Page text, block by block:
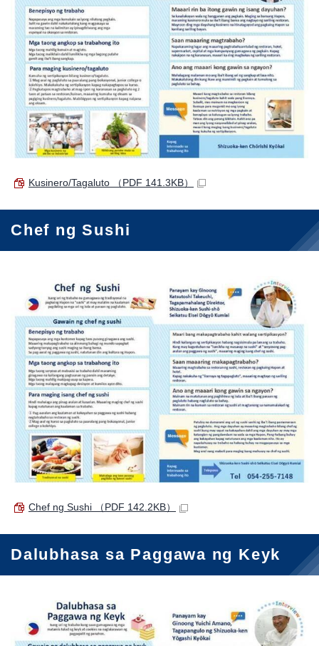
Kusinero/Tagaluto （PDF 141.3KB）
Chef ng Sushi
Chef ng Sushi （PDF 142.2KB）
Dalubhasa sa Paggawa ng Keyk